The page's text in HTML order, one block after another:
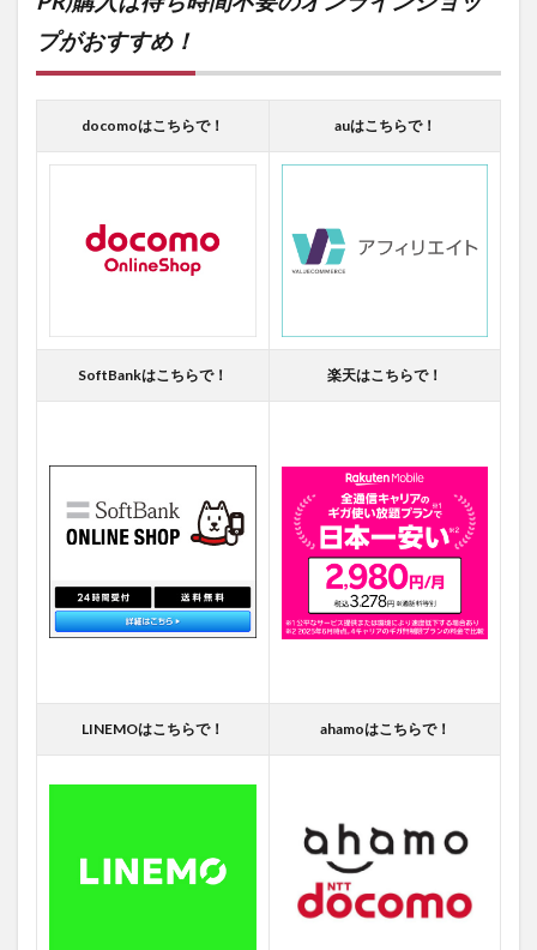
プがおすすめ！
docomoはこちらで！ auはこちらで！
SoftBankはこちらで！ 楽天はこちらで！
LINEMOはこちらで！ ahamoはこちらで！